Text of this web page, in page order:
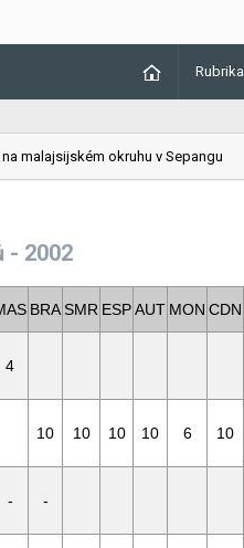
Rubrika
okruhu v Sepangu
- 2002
BRASMR ESPAUT MON CDN
4
10 10 10 10 6 10
- -